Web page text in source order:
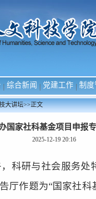
| 综合新闻 | 党建工作 | 制度
大讲坛>>正文
国家社科基金项目申报
2025-12-19 20:16
科研与社会服务处
厅作题为“国家社科